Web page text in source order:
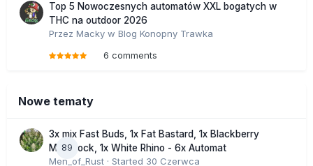
Top 5 Nowoczesnych automatów XXL bogatych w
THC na outdoor 2026
Przez Macky w Blog Konopny Trawka
6 comments
Nowe tematy
89
3x mix Fast Buds, 1x Fat Bastard, 1x Blackberry
Moonrock, 1x White Rhino - 6x Automat
Men_of_Rust · Started 30 Czerwca